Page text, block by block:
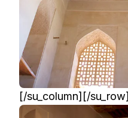
[/su_column][/su_row]